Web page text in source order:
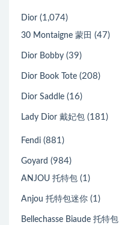
Dior (1,074)
30 Montaigne 蒙田 (47)
Dior Bobby (39)
Dior Book Tote (208)
Dior Saddle (16)
Lady Dior 戴妃包 (181)
Fendi (881)
Goyard (984)
ANJOU 托特包 (1)
Anjou 托特包迷你 (1)
Bellechasse Biaude 托特包